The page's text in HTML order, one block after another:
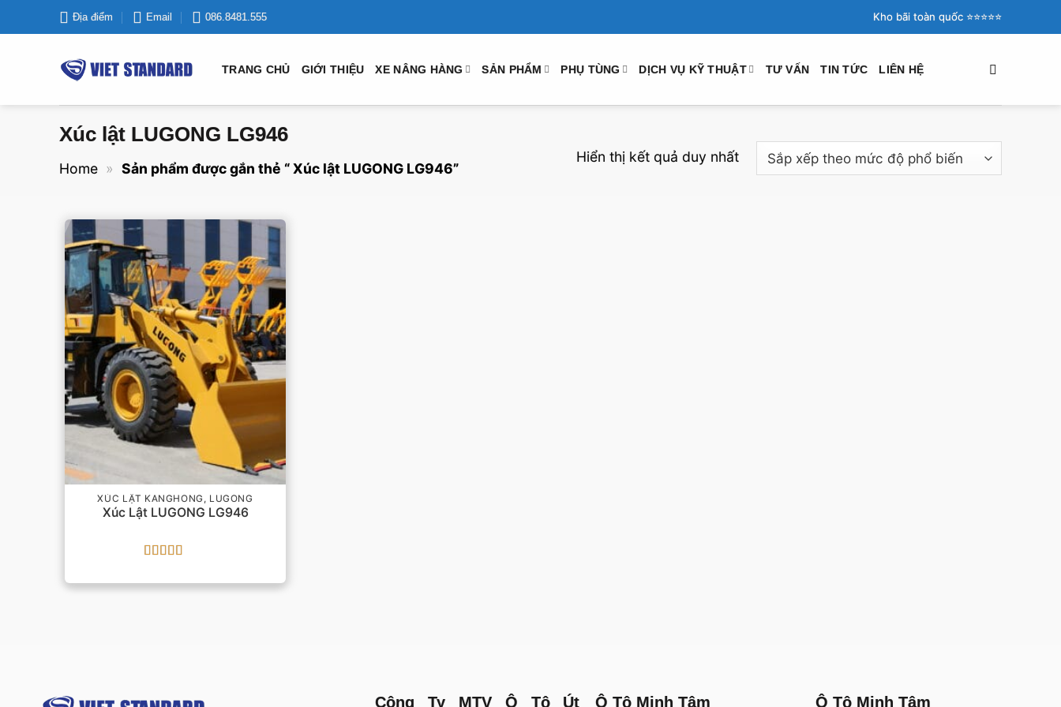
qua
Địa điểm Email 086.8481.555 Kho bãi toàn quốc ⭐️⭐️⭐️⭐️⭐️
TRANG CHỦ GIỚI THIỆU XE NÂNG HÀNG SẢN PHẨM PHỤ TÙNG DỊCH VỤ KỸ THUẬT TƯ VẤN TIN TỨC LIÊN HỆ
Xúc lật LUGONG LG946
Home » Sản phẩm được gắn thẻ “ Xúc lật LUGONG LG946”
Hiển thị kết quả duy nhất
XÚC LẬT KANGHONG, LUGONG
Xúc Lật LUGONG LG946
hạng55 sao
Công Ty MTV Ô Tô Út Ô Tô Minh Tâm Ô Tô Minh Tâm